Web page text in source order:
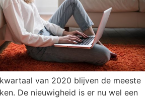
van 2020 blijven de meeste
De nieuwigheid is er nu wel een